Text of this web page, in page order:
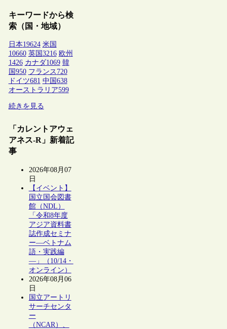
キーワードから検
索（国・地域）
日本19624 米国
10660 英国 3216 欧州
1426 カナダ1069 韓
国 950 フランス 720
ドイツ681 中国 638
オーストラリア599
続きを見る
「カレントアウェ
アネス-R」新着記
事
2026年08月07
日
【イベント】
国立国会図書
館（NDL）
「令和8年度
アジア資料書
誌作成セミナ
ー―ベトナム
語・実践編
―」（10/14・
オンライン）
2026年08月06
日
国立アートリ
サーチセンタ
ー
（NCAR）、